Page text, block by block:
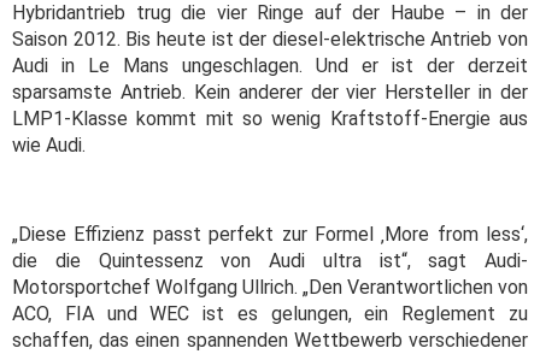
Hybridantrieb trug die vier Ringe auf der Haube – in der
Saison 2012. Bis heute ist der diesel-elektrische Antrieb von
Audi in Le Mans ungeschlagen. Und er ist der derzeit
sparsamste Antrieb. Kein anderer der vier Hersteller in der
LMP1-Klasse kommt mit so wenig Kraftstoff-Energie aus
wie Audi.
„Diese Effizienz passt perfekt zur Formel ‚More from less‘,
die die Quintessenz von Audi ultra ist“, sagt Audi-
Motorsportchef Wolfgang Ullrich. „Den Verantwortlichen von
ACO, FIA und WEC ist es gelungen, ein Reglement zu
schaffen, das einen spannenden Wettbewerb verschiedener